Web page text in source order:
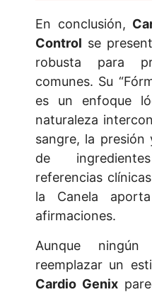
En conclusión,
Control se
robusta para
comunes. Su
es un enfoque
naturaleza
sangre, la presión
de
referencias
la Canela
afirmaciones.
Aunque ningún
reemplazar un
Cardio Genix